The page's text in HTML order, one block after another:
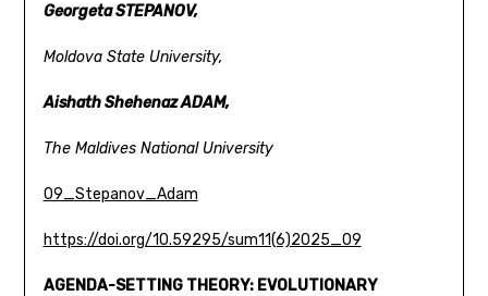
Georgeta STEPANOV,
Moldova State University,
Aishath Shehenaz ADAM,
The Maldives National University
09_Stepanov_Adam
https://doi.org/10.59295/sum11(6)2025_09
AGENDA-SETTING THEORY: EVOLUTIONARY